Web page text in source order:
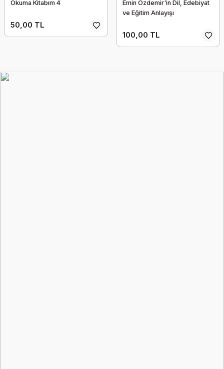
Okuma Kitabım 4
50,00 TL
Emin Özdemir'in Dil, Edebiyat
ve Eğitim Anlayışı
100,00 TL